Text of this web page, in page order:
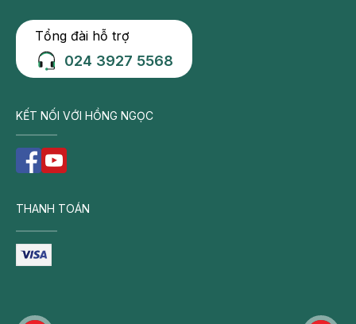
Tổng đài hỗ trợ
024 3927 5568
KẾT NỐI VỚI HỒNG NGỌC
THANH TOÁN